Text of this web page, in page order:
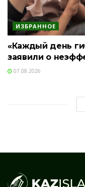
ИЗБРАННОЕ
«Каждый день
заявили о
07.08.2026